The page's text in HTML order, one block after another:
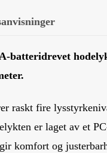
batteridrevet
raskt fire
er laget av et
komfort og